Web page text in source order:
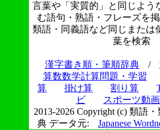
言葉や「実質的」と同じよう
む語句・熟語・フレーズを掲
類語・同義語など同じまたは
葉を検索
漢字書き順・筆順辞典 /
算数数学計算問題・学習
算
掛け算 割り算
ビ
スポーツ動
2013-2026 Copyright (c) 類語
典 データ元:
Japanese